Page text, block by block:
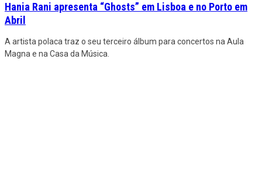
Hania Rani apresenta “Ghosts” em Lisboa e no Porto em
Abril
A artista polaca traz o seu terceiro álbum para concertos na Aula
Magna e na Casa da Música.